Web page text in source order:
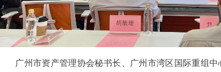
广州市资产管理协会秘书长、广州市湾区国际重组